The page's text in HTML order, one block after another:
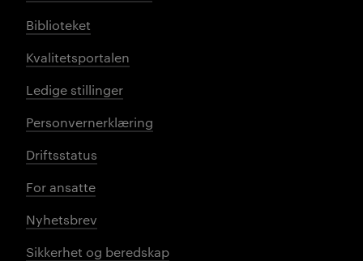
Biblioteket
Kvalitetsportalen
Ledige stillinger
Personvernerklæring
Driftsstatus
For ansatte
Nyhetsbrev
Sikkerhet og beredskap